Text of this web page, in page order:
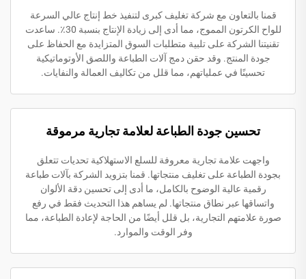
قمنا بالتعاون مع شركة تغليف كبرى لتنفيذ خط إنتاج عالي السرعة
للواح الكرتون المموج، مما أدى إلى زيادة الإنتاج بنسبة 30٪. ساعدت
تقنيتنا الشركة على تلبية متطلبات السوق المتزايدة مع الحفاظ على
جودة المنتج. وقد حقن دمج آلات الطباعة واللصق الأوتوماتيكية
تحسينًا في عملياتهم، مما قلل من تكاليف العمالة والنفايات.
تحسين جودة الطباعة لعلامة تجارية مرموقة
واجهت علامة تجارية معروفة للسلع الاستهلاكية تحديات تتعلق
بجودة الطباعة على تغليف منتجاتها. قمنا بتزويد الشركة بآلات طباعة
رقمية عالية الوضوح بالكامل، ما أدى إلى تحسين دقة الألوان
واتساقها عبر نطاق منتجاتها. لم يساهم هذا التحديث فقط في رفع
صورة علامتهم التجارية، بل قلل أيضًا من الحاجة لإعادة الطباعة، مما
وفر الوقت والموارد.